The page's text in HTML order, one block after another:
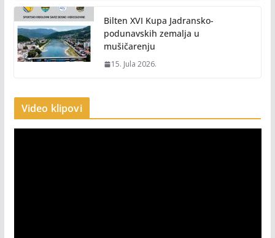
Bilten XVI Kupa Jadransko-
podunavskih zemalja u
mušičarenju
15. Jula 2026.
Video klipovi